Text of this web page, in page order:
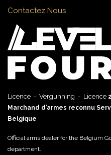
Contactez Nous
Licence - Vergunning - Licence
Marchand d’armes reconnu
Belgique
Official arms dealer for the Belgium
department.